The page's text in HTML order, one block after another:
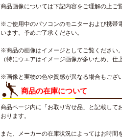
商品画像については下記内容をご理解の上ご
※ご使用中のパソコンのモニターおよび携帯
います。予めご了承ください。
※商品の画像はイメージとしてご覧ください。
（特にウエアはイメージ画像が多いため、
※画像と実物の色や質感が異なる場合もござ
商品の在庫について
商品ページ内に「お取り寄せ品」と記載して
おります。
また、メーカーの在庫状況によってはお時